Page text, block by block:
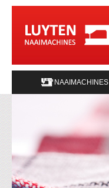
NAAIMACHINES